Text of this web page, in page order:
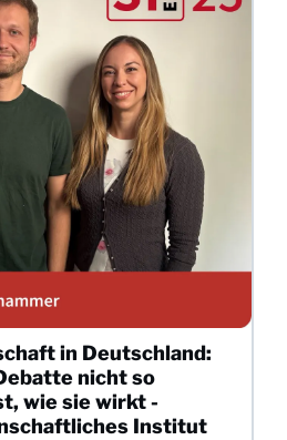
in Deutschland:
nicht so
wie sie wirkt -
Institut